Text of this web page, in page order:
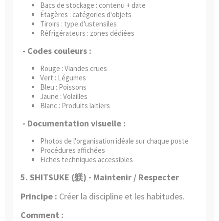
Bacs de stockage : contenu + date
Étagères : catégories d'objets
Tiroirs : type d'ustensiles
Réfrigérateurs : zones dédiées
- Codes couleurs :
Rouge : Viandes crues
Vert : Légumes
Bleu : Poissons
Jaune : Volailles
Blanc : Produits laitiers
- Documentation visuelle :
Photos de l'organisation idéale sur chaque poste
Procédures affichées
Fiches techniques accessibles
5. SHITSUKE (躾) - Maintenir / Respecter
Principe : Créer la discipline et les habitudes.
Comment :